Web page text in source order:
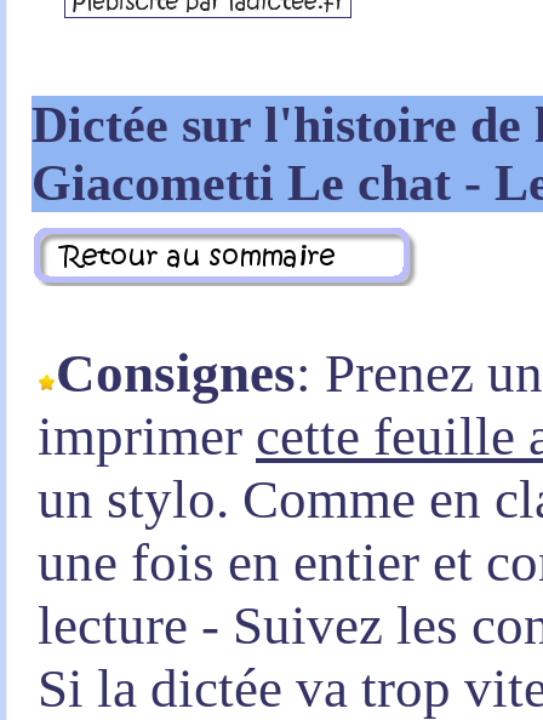
Dictée sur l'histoire
Giacometti Le chat -
Consignes: Prenez
imprimer cette feuille
un stylo. Comme en
une fois en entier et
lecture - Suivez les
Si la dictée va trop